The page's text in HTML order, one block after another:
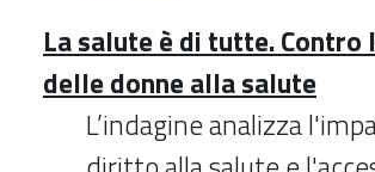
La salute è di tutte.
delle donne alla salute
L’indagine analizza